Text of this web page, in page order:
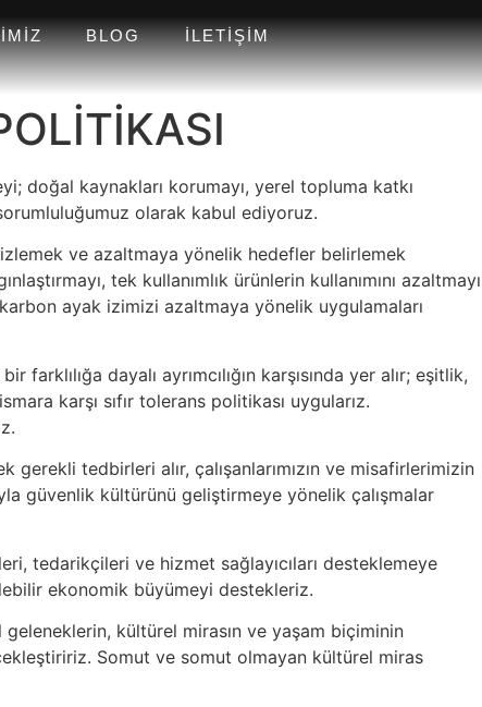
BLOG İLETIŞIM
doğal kaynakları korumayı, yerel topluma katkı
olarak kabul ediyoruz.
ve azaltmaya yönelik hedefler belirlemek
tek kullanımlık ürünlerin kullanımını azaltmayı
ayak izimizi azaltmaya yönelik uygulamaları
dayalı ayrımcılığın karşısında yer alır; eşitlik,
karşı sıfır tolerans politikası uygularız.
tedbirleri alır, çalışanlarımızın ve misafirlerimizin
güvenlik kültürünü geliştirmeye yönelik çalışmalar
tedarikçileri ve hizmet sağlayıcıları desteklemeye
ekonomik büyümeyi destekleriz.
kültürel mirasın ve yaşam biçiminin
Somut ve somut olmayan kültürel miras